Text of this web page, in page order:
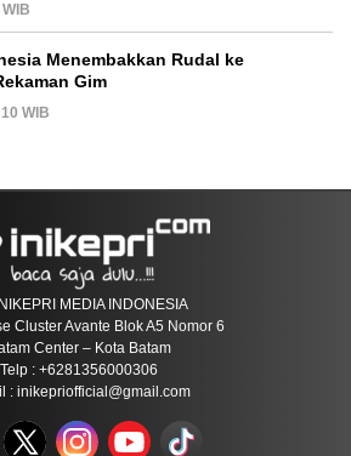
Menembakkan Rudal ke
Gim
WIB
MEDIA INDONESIA
Cluster Avante Blok A5 Nomor 6
Center – Kota Batam
Telp : +6281356000306
: inikepriofficial@gmail.com